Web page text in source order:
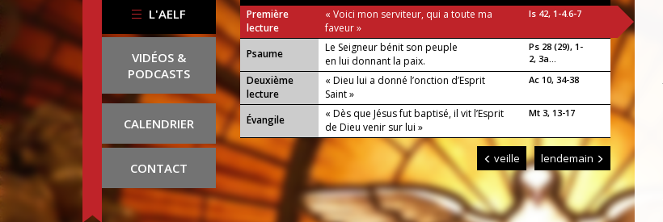
L'AELF
VIDÉOS &
PODCASTS
CALENDRIER
CONTACT
Première
lecture
« Voici mon serviteur, qui a toute ma
faveur »
Is 42, 1-4.6-7
Psaume
Le Seigneur bénit son peuple
en lui donnant la paix.
Ps 28 (29), 1-
2, 3a...
Deuxième
lecture
« Dieu lui a donné l’onction d’Esprit
Saint »
Ac 10, 34-38
Évangile
« Dès que Jésus fut baptisé, il vit l’Esprit
de Dieu venir sur lui »
Mt 3, 13-17
veille lendemain